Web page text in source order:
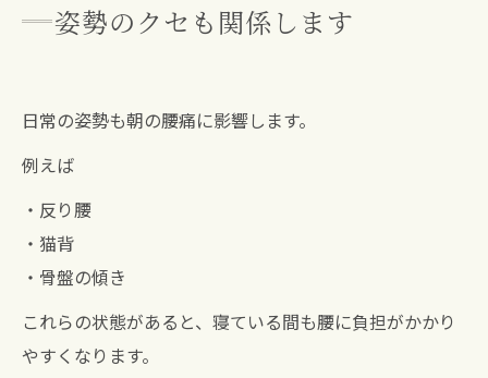
姿勢のクセも関係します
日常の姿勢も朝の腰痛に影響します。
例えば
・反り腰
・猫背
・骨盤の傾き
これらの状態があると、寝ている間も腰に負担がかかり
やすくなります。